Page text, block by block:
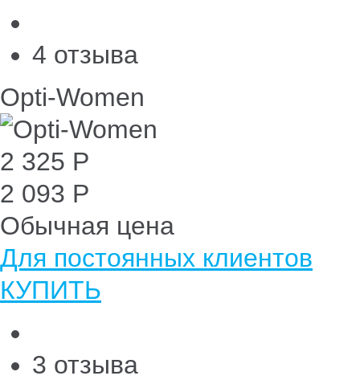
4 отзыва
Opti-Women
2 325 Р
2 093 Р
Обычная цена
Для постоянных клиентов
КУПИТЬ
3 отзыва